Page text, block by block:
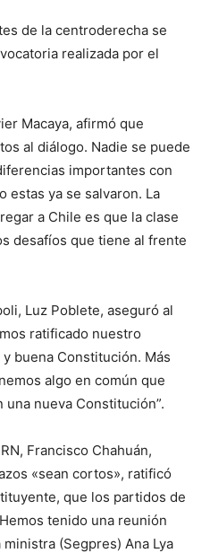
de la centroderecha se
realizada por el
Macaya, afirmó que
al diálogo. Nadie se puede
importantes con
estas ya se salvaron. La
a Chile es que la clase
desafíos que tiene al frente
Luz Poblete, aseguró al
ratificado nuestro
buena Constitución. Más
algo en común que
nueva Constitución”.
Francisco Chahuán,
«sean cortos», ratificó
que los partidos de
tenido una reunión
(Segpres) Ana Lya